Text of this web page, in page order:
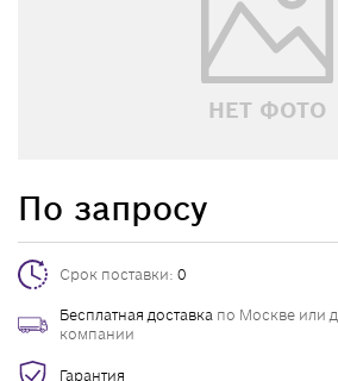
НЕТ ФОТО
По запросу
Срок поставки: 0
Бесплатная доставка по Москве или
компании
Гарантия